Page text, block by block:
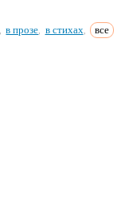
в прозе в стихах все